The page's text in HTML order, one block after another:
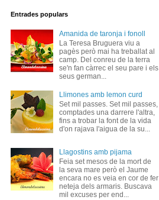
Entrades populars
Amanida de taronja i fonoll
La Teresa Bruguera viu a
pagès però mai ha treballat al
camp. Del conreu de la terra
se'n fan càrrec el seu pare i els
seus german...
Llimones amb lemon curd
Set mil passes. Set mil passes,
comptades una darrere l'altra,
fins a trobar la font de la vida
d'on rajava l'aigua de la su...
Llagostins amb pijama
Feia set mesos de la mort de
la seva mare però el Jaume
encara no es veia en cor de fer
neteja dels armaris. Buscava
mil excuses per end...